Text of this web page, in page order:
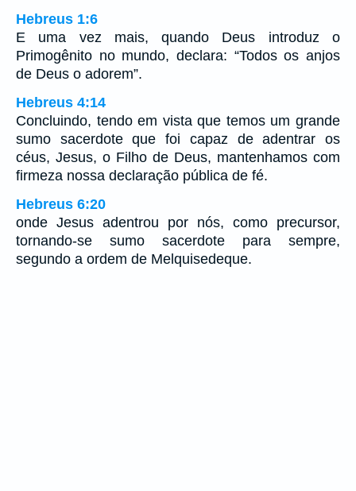
Hebreus 1:6
E uma vez mais, quando Deus introduz o
Primogênito no mundo, declara: “Todos os anjos
de Deus o adorem”.
Hebreus 4:14
Concluindo, tendo em vista que temos um grande
sumo sacerdote que foi capaz de adentrar os
céus, Jesus, o Filho de Deus, mantenhamos com
firmeza nossa declaração pública de fé.
Hebreus 6:20
onde Jesus adentrou por nós, como precursor,
tornando-se sumo sacerdote para sempre,
segundo a ordem de Melquisedeque.